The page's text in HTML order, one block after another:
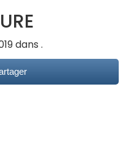
dans .